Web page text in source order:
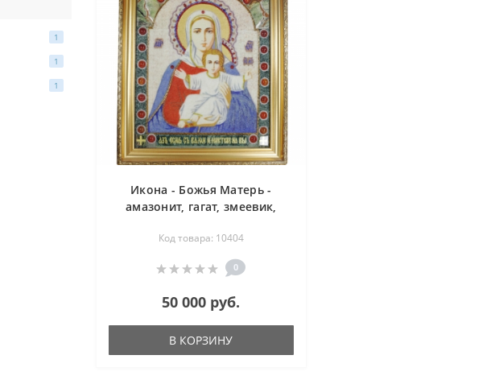
1
1
1
Икона - Божья Матерь -
амазонит, гагат, змеевик,
флюорит, халцедон, чароит,
янтарь, яшма
Код товара: 10404
0
50 000 руб.
В КОРЗИНУ